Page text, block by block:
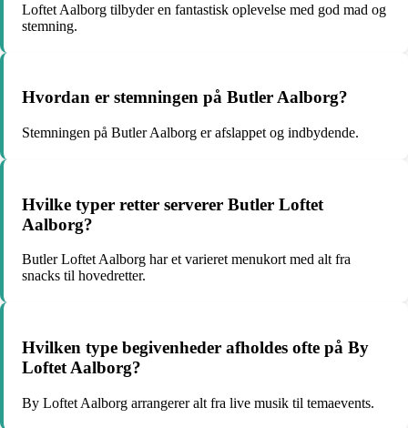
Loftet Aalborg tilbyder en fantastisk oplevelse med god mad og
stemning.
Hvordan er stemningen på Butler Aalborg?
Stemningen på Butler Aalborg er afslappet og indbydende.
Hvilke typer retter serverer Butler Loftet
Aalborg?
Butler Loftet Aalborg har et varieret menukort med alt fra
snacks til hovedretter.
Hvilken type begivenheder afholdes ofte på By
Loftet Aalborg?
By Loftet Aalborg arrangerer alt fra live musik til temaevents.